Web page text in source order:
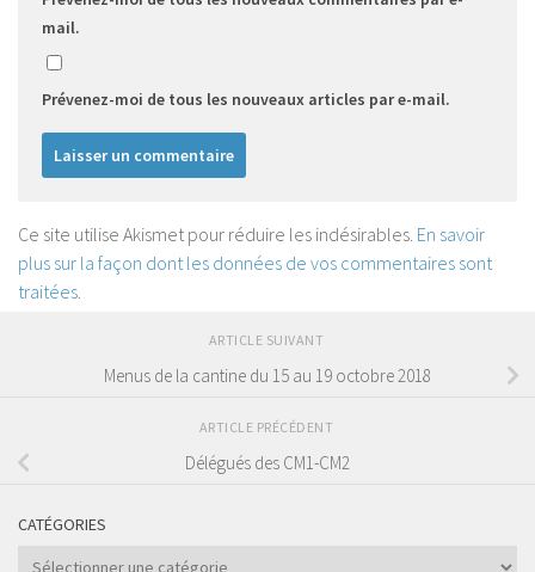
mail.
Prévenez-moi de tous les nouveaux articles par e-mail.
Ce site utilise Akismet pour réduire les indésirables. En savoir
plus sur la façon dont les données de vos commentaires sont
traitées
ARTICLE SUIVANT
Menus de la cantine du 15 au 19 octobre 2018
ARTICLE PRÉCÉDENT
Délégués des CM1-CM2
CATÉGORIES
Catégories